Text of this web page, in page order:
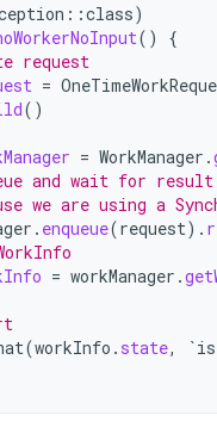
::class)
()
{
request
=
()
= WorkManager .
and wait for
we are using a
. enqueue(request).
= workManager .
(workInfo . state,